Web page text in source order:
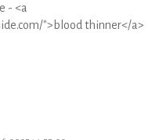
- <a
">blood thinner</a>